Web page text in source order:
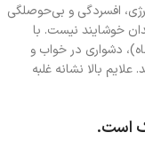
افسردگی و بی‌حوصلگی
خوشایند نیست. با
دشواری در خواب و
علایم بالا نشانه غلبه
است.